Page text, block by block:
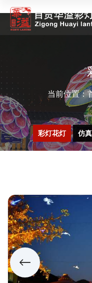
当前位置：
彩灯花灯 仿